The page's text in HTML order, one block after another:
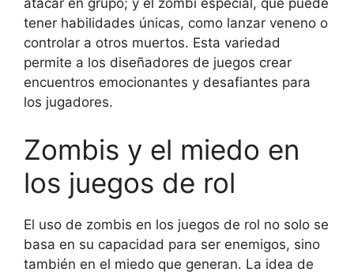
atacar en grupo; y el zombi especial, que puede
tener habilidades únicas, como lanzar veneno o
controlar a otros muertos. Esta variedad
permite a los diseñadores de juegos crear
encuentros emocionantes y desafiantes para
los jugadores.
Zombis y el miedo en
los juegos de rol
El uso de zombis en los juegos de rol no solo se
basa en su capacidad para ser enemigos, sino
también en el miedo que generan. La idea de